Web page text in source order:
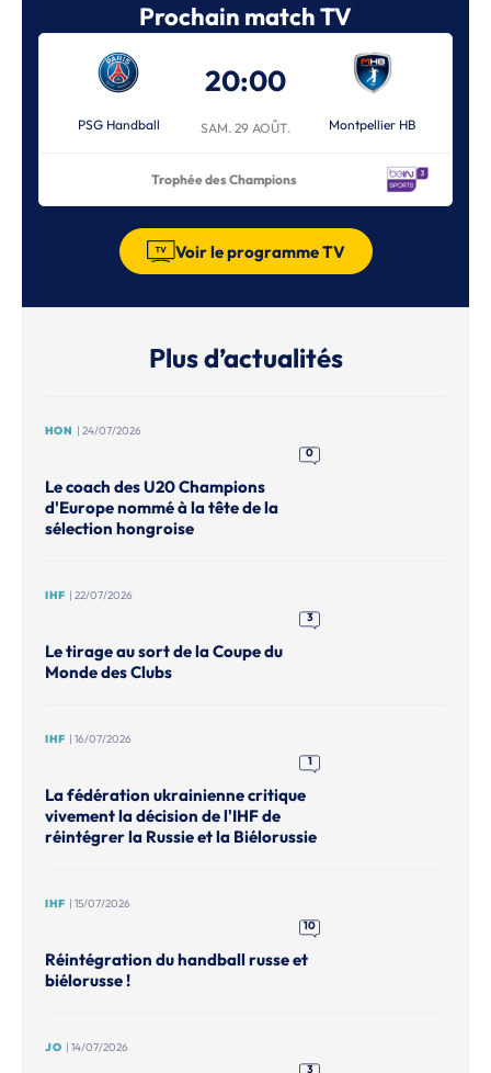
Prochain match TV
PSG Handball
20:00
SAM. 29 AOÛT. Montpellier HB
Trophée des Champions
Voir le programme TV
Plus d’actualités
HON | 24/07/2026
0
Le coach des U20 Champions
d'Europe nommé à la tête de la
sélection hongroise
IHF | 22/07/2026
3
Le tirage au sort de la Coupe du
Monde des Clubs
IHF | 16/07/2026
1
La fédération ukrainienne critique
vivement la décision de l'IHF de
réintégrer la Russie et la Biélorussie
IHF | 15/07/2026
10
Réintégration du handball russe et
biélorusse !
JO | 14/07/2026
3